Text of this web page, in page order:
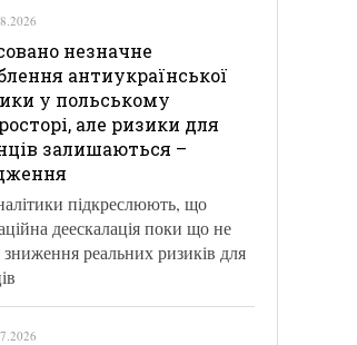
незначне
антиукраїнської
у польському
але ризики для
залишаються –
підкреслюють, що
деескалація поки що не
зниження реальних ризиків для